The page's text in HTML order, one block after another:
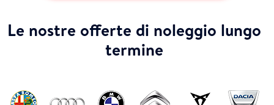
Le nostre offerte di noleggio lungo
termine